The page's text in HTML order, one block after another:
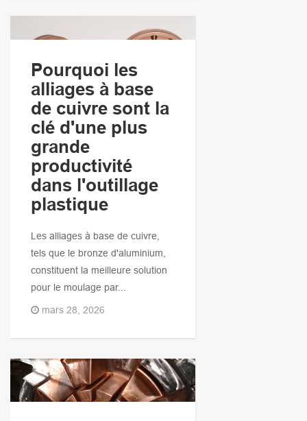
Pourquoi les
alliages à base
de cuivre sont la
clé d'une plus
grande
productivité
dans l'outillage
plastique
Les alliages à base de cuivre,
tels que le bronze d'aluminium,
constituent la meilleure solution
pour le moulage par...
mars 28, 2026